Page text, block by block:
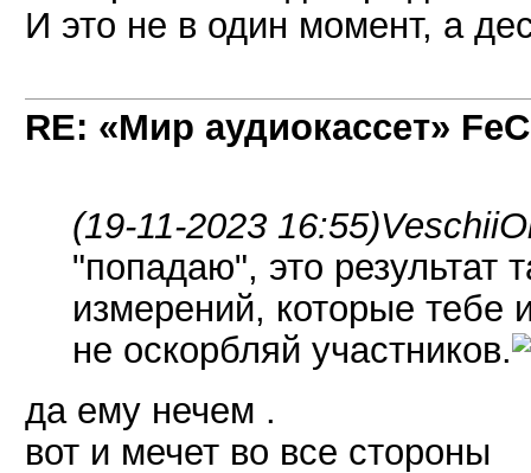
И это не в один момент, а
RE: «Мир аудиокассет»
(19-11-2023 16:55)
"попадаю", это результат
измерений, которые тебе
не оскорбляй участников.
да ему нечем .
вот и мечет во все стороны